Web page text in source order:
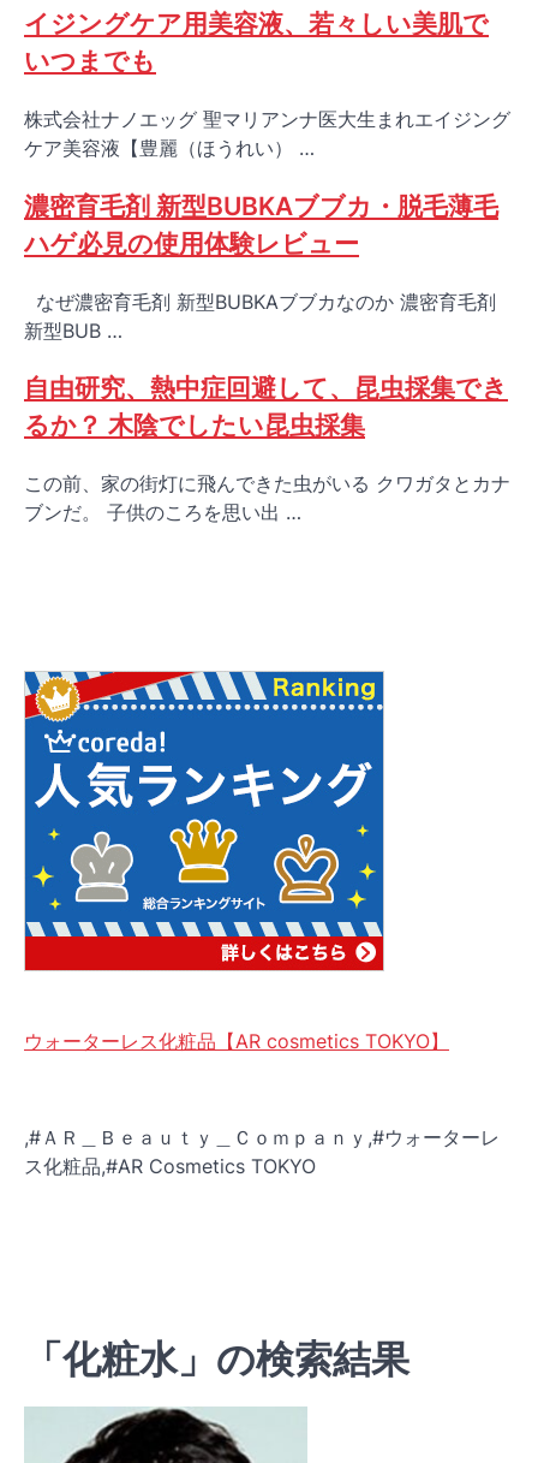
イジングケア用美容液、若々しい美肌で
いつまでも
株式会社ナノエッグ 聖マリアンナ医大生まれエイジング
ケア美容液【豊麗（ほうれい） …
濃密育毛剤 新型BUBKAブブカ・脱毛薄毛
ハゲ必見の使用体験レビュー
なぜ濃密育毛剤 新型BUBKAブブカなのか 濃密育毛剤
新型BUB …
自由研究、熱中症回避して、昆虫採集でき
るか？ 木陰でしたい昆虫採集
この前、家の街灯に飛んできた虫がいる クワガタとカナ
ブンだ。 子供のころを思い出 …
ウォーターレス化粧品【AR cosmetics TOKYO】
,#ＡＲ＿Ｂｅａｕｔｙ＿Ｃｏｍｐａｎｙ,#ウォーターレ
ス化粧品,#AR Cosmetics TOKYO
「化粧水」の検索結果